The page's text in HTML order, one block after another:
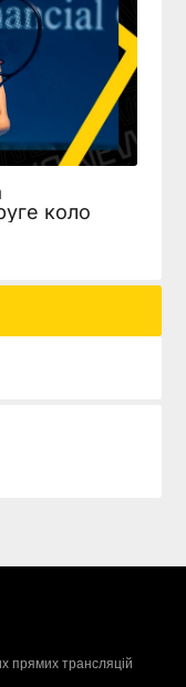
коло
прямих трансляцій